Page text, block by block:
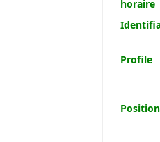
horaire
Profile
Position